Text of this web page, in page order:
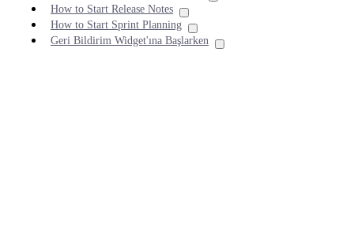
How to Start Release Notes
How to Start Sprint Planning
Geri Bildirim Widget'ına Başlarken